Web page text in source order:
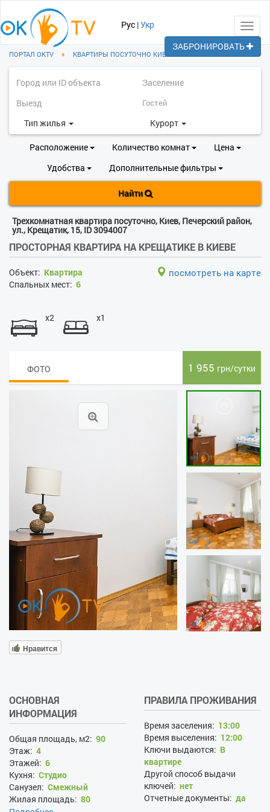
Рус |Укр
ПОРТАЛ OKTV ♦ КВАРТИРЫ ПОСУТОЧНО КИЕВ
Тип жилья Курорт
Расположение Количество комнат
Цена
Удобства
Дополнительные фильтры
Найти
Трехкомнатная квартира посуточно, Киев, Печерский район,
ул., Крещатик, 15, ID 3094007
ПРОСТОРНАЯ КВАРТИРА НА КРЕЩАТИКЕ В КИЕВЕ
Объект: Квартира
Спальных мест: 6
посмотреть на карте
x2 x1
ФОТО 1 955 грн/сутки
Нравится
ОСНОВНАЯ
ИНФОРМАЦИЯ
Общая площадь, м2: 90
Этаж: 4
Этажей: 6
Кухня: Студио
Санузел: Смежный
Жилая площадь: 80
ПРАВИЛА ПРОЖИВАНИЯ
Время заселения: 13:00
Время выселения: 12:00
Ключи выдаются: В
квартире
Другой способ выдачи
ключей: нет
Отчетные документы: да
ЗАБРОНИРОВАТЬ